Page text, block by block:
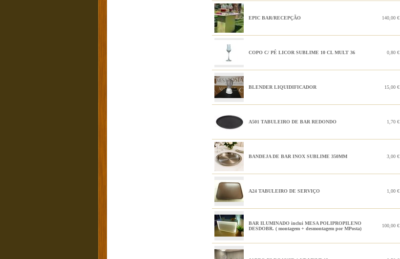
EPIC BAR/RECEPÇÃO 140,00 €
COPO C/ PÉ LICOR SUBLIME 10 CL MULT 36 0,80 €
BLENDER LIQUIDIFICADOR 15,00 €
A501 TABULEIRO DE BAR REDONDO 1,70 €
BANDEJA DE BAR INOX SUBLIME 350MM 3,00 €
A24 TABULEIRO DE SERVIÇO 1,00 €
BAR ILUMINADO inclui MESA POLIPROPILENO
DESDOBR. ( montagem + desmontagem por MPosta)
100,00 €